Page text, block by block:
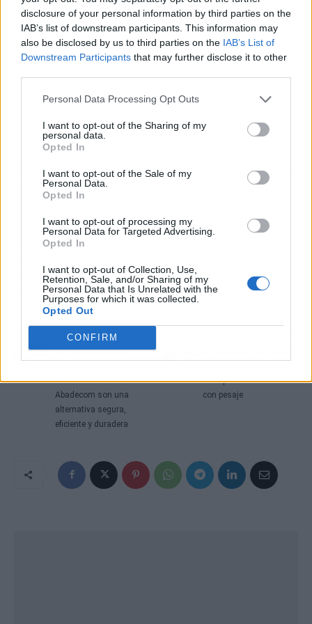
disclosure of your personal information by third parties on the
IAB’s list of downstream participants. This information may
also be disclosed by us to third parties on the IAB’s List of
Downstream Participants that may further disclose it to other
Personal Data Processing Opt Outs
I want to opt-out of the Sharing of my
personal data.
Opted In
I want to opt-out of the Sale of my
Personal Data.
Opted In
I want to opt-out of processing my
Personal Data for Targeted Advertising.
Opted In
I want to opt-out of Collection, Use,
Retention, Sale, and/or Sharing of my
Personal Data that Is Unrelated with the
Purposes for which it was collected.
Opted Out
CONFIRM
En conclusión, ClauniCanarias se ha convertido
en el aliado de confianza para arquitectos,
ingenieros y constructores que buscan
soluciones de impermeabilización de alta
calidad. Además, su reputación se ha
clientes y a los resultados exitosos en
importantes proyectos de la región.
Artículo anterior
Los separadores de
fotoluminiscentes de
Abadecom son una
alternativa segura,
eficiente y duradera
transpaletas eléctricas
con pesaje